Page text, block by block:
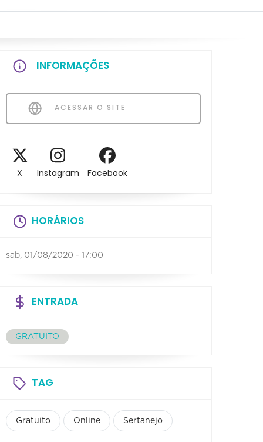
INFORMAÇÕES
ACESSAR O SITE
X Instagram Facebook
HORÁRIOS
sab, 01/08/2020 - 17:00
ENTRADA
GRATUITO
TAG
Gratuito Online Sertanejo